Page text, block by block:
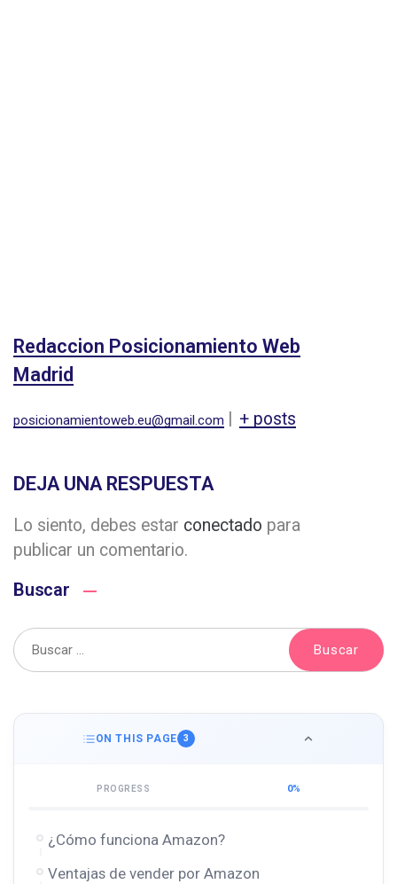
Redaccion Posicionamiento Web
Madrid
posicionamientoweb.eu@gmail.com + posts
DEJA UNA RESPUESTA
Lo siento, debes estar conectado para
publicar un comentario.
Buscar
ON THIS PAGE 3
PROGRESS 0%
¿Cómo funciona Amazon?
Ventajas de vender por Amazon